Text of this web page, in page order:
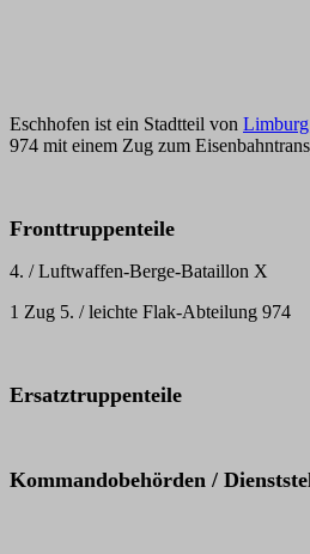
Eschhofen ist ein Stadtteil von
974 mit einem Zug zum
Fronttruppenteile
4. / Luftwaffen-Berge-Bataillon X
1 Zug 5. / leichte Flak-Abteilung 974
Ersatztruppenteile
Kommandobehörden /